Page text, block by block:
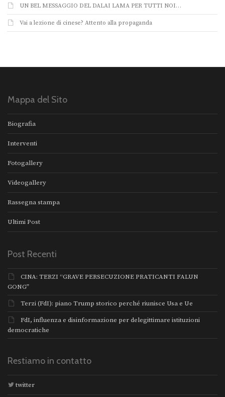
UN BEL MESSAGGIO DEL DALAI LAMA PER TUTTI NOI…
Vai a lezione di cinese? Attento alla propaganda
Mappa del Sito
Biografia
Interventi
Fotogallery
Videogallery
Rassegna stampa
Ultimi Post
Post Recenti
CINA: TERZI “GRAVE PERSECUZIONE PRATICANTI FALUN
GONG”
Terzi (FdI): piano Trump storico perché riunisce Usa e Ue
FdI, influenza e disinformazione per delegittimare istituzioni
democratiche
Restiamo in contatto
twitter